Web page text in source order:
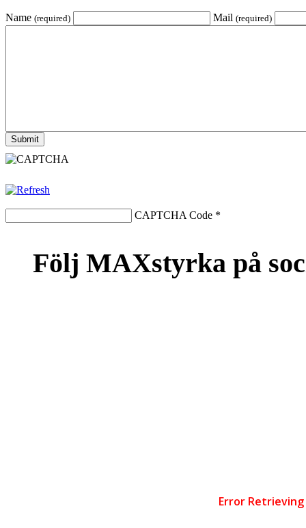
Name (required) Mail (required)
CAPTCHA Code *
Följ MAXstyrka på